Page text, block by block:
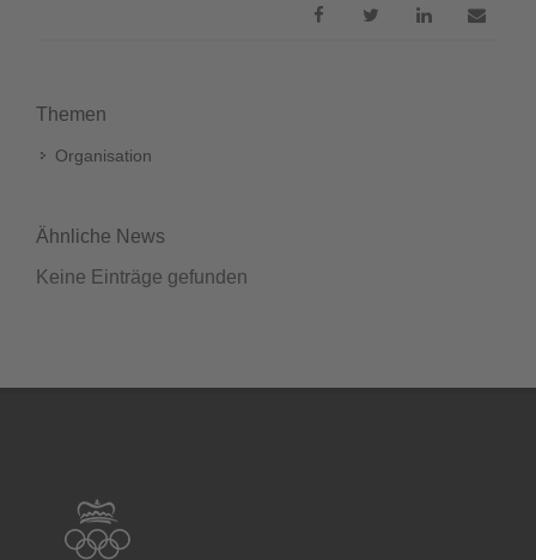
Themen
Organisation
Ähnliche News
Keine Einträge gefunden